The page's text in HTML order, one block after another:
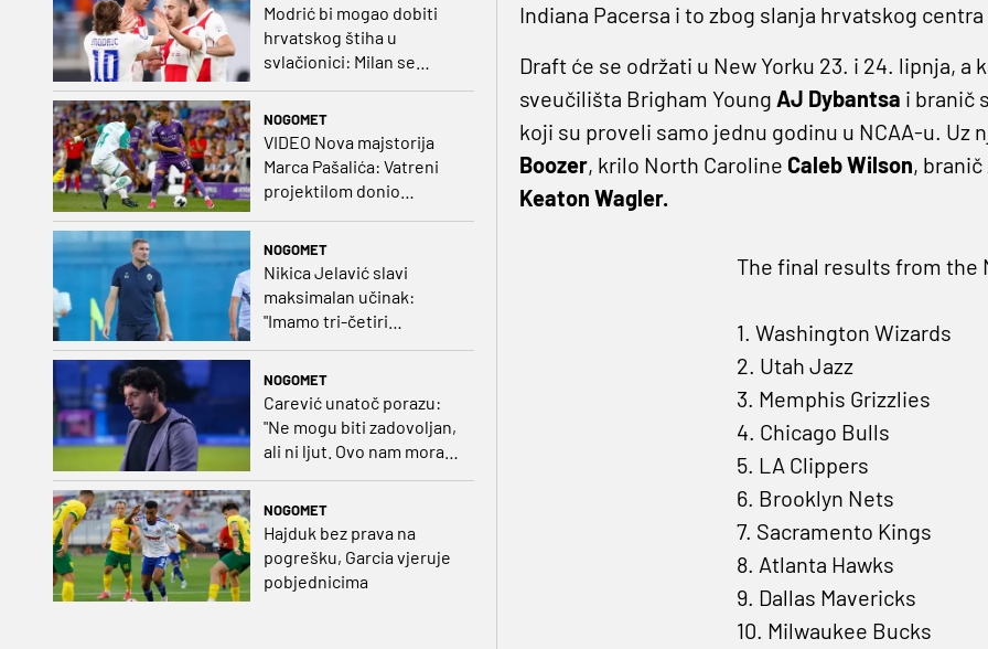
Modrić bi mogao dobiti
hrvatskog štiha u
svlačionici: Milan se
NOGOMET
VIDEO Nova majstorija
Marca Pašalića: Vatreni
projektilom donio
NOGOMET
Nikica Jelavić slavi
maksimalan učinak:
"Imamo tri-četiri
senatora koji vode naš
NOGOMET
Carević unatoč porazu:
"Ne mogu biti zadovoljan,
ali ni ljut. Ovo nam mora
NOGOMET
Hajduk bez prava na
pogrešku, Garcia vjeruje
pobjednicima
Indiana Pacersa i to zbog slanja hrvatskog
Draft će se održati u New Yorku 23. i 24. lipnja,
sveučilišta Brigham Young AJ Dybantsa i branič
koji su proveli samo jednu godinu u NCAA-u. Uz
Boozer, krilo North Caroline Caleb Wilson,
Keaton Wagler.
The final results from the
1. Washington Wizards
2. Utah Jazz
3. Memphis Grizzlies
4. Chicago Bulls
5. LA Clippers
6. Brooklyn Nets
7. Sacramento Kings
8. Atlanta Hawks
9. Dallas Mavericks
10. Milwaukee Bucks